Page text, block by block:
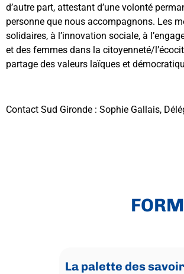
d’autre part, attestant d’une volonté
personne que nous accompagnons. Les
solidaires, à l’innovation sociale, à
et des femmes dans la citoyenneté/
partage des valeurs laïques et
Contact Sud Gironde : Sophie Gallais,
La palette des